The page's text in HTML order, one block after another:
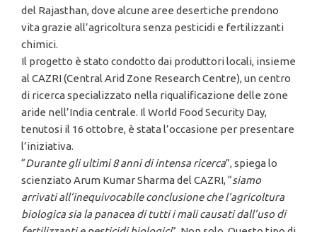
del Rajasthan, dove alcune aree desertiche prendono
vita grazie all’agricoltura senza pesticidi e fertilizzanti
chimici.
Il progetto è stato condotto dai produttori locali, insieme
al CAZRI (Central Arid Zone Research Centre), un centro
di ricerca specializzato nella riqualificazione delle zone
aride nell’India centrale. Il World Food Security Day,
tenutosi il 16 ottobre, è stata l’occasione per presentare
l’iniziativa.
“Durante gli ultimi 8 anni di intensa ricerca”, spiega lo
scienziato Arum Kumar Sharma del CAZRI, “siamo
arrivati all’inequivocabile conclusione che l’agricoltura
biologica sia la panacea di tutti i mali causati dall’uso di